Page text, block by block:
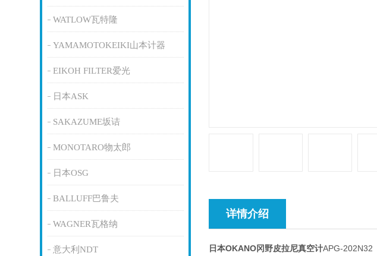
WATLOW瓦特隆
YAMAMOTOKEIKI山本计器
EIKOH FILTER爱光
日本ASK
SAKAZUME坂诘
MONOTARO物太郎
日本OSG
BALLUFF巴鲁夫
WAGNER瓦格纳
意大利NDT
详情介绍
日本OKANO冈野皮拉尼真空计APG-202N32